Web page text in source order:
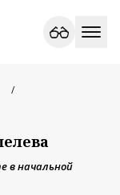
в начальной